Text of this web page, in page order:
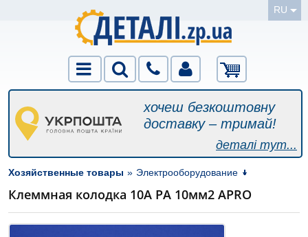
RU
хочеш безкоштовну
доставку – тримай!
деталі тут...
Хозяйственные товары » Электрооборудование
Клеммная колодка 10А РА 10мм2 APRO